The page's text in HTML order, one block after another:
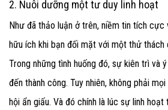
2. Nuôi dưỡng một tư duy linh hoạt
Như đã thảo luận ở trên, niềm tin tích
hữu ích khi bạn đối mặt với một thử thách
Trong những tình huống đó, sự kiên trì và
đến thành công. Tuy nhiên, không phải
hội ẩn giấu. Và đó chính là lúc sự linh